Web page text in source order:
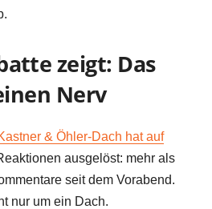
zeigt: Das
Nerv
& Öhler-Dach hat auf
ausgelöst: mehr als
seit dem Vorabend.
nur um ein Dach.